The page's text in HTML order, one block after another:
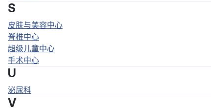
S
皮肤与美容中心
脊椎中心
超级儿童中心
手术中心
U
泌尿科
V